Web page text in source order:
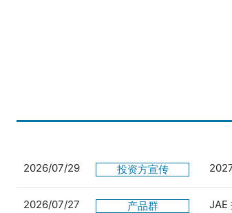
2026/07/29 投资方宣传
2026/07/27 产品群 JAE